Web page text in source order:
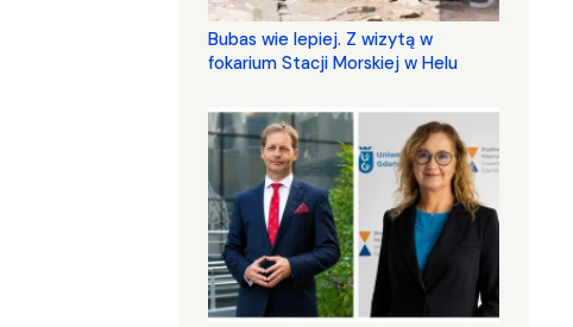
Bubas wie lepiej. Z wizytą w
fokarium Stacji Morskiej w Helu